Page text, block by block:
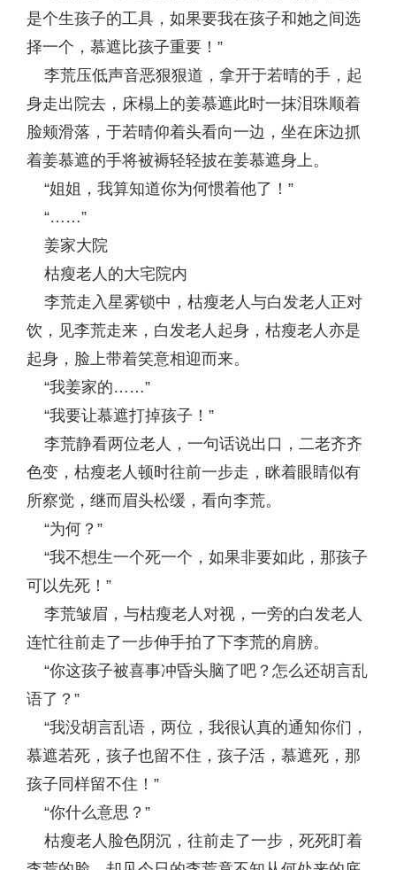
是个生孩子的工具，如果要我在孩子和她之间选
择一个，慕遮比孩子重要！”
李荒压低声音恶狠狠道，拿开于若晴的手，起
身走出院去，床榻上的姜慕遮此时一抹泪珠顺着
脸颊滑落，于若晴仰着头看向一边，坐在床边抓
着姜慕遮的手将被褥轻轻披在姜慕遮身上。
“姐姐，我算知道你为何惯着他了！”
“……”
姜家大院
枯瘦老人的大宅院内
李荒走入星雾锁中，枯瘦老人与白发老人正对
饮，见李荒走来，白发老人起身，枯瘦老人亦是
起身，脸上带着笑意相迎而来。
“我姜家的……”
“我要让慕遮打掉孩子！”
李荒静看两位老人，一句话说出口，二老齐齐
色变，枯瘦老人顿时往前一步走，眯着眼睛似有
所察觉，继而眉头松缓，看向李荒。
“为何？”
“我不想生一个死一个，如果非要如此，那孩子
可以先死！”
李荒皱眉，与枯瘦老人对视，一旁的白发老人
连忙往前走了一步伸手拍了下李荒的肩膀。
“你这孩子被喜事冲昏头脑了吧？怎么还胡言乱
语了？”
“我没胡言乱语，两位，我很认真的通知你们，
慕遮若死，孩子也留不住，孩子活，慕遮死，那
孩子同样留不住！”
“你什么意思？”
枯瘦老人脸色阴沉，往前走了一步，死死盯着